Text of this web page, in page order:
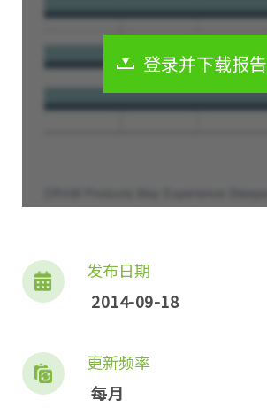
登录并下载报告
发布日期
2014-09-18
更新频率
每月